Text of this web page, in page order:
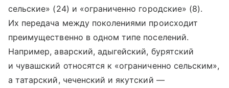
сельские» (24) и «ограниченно городские» (8).
Их передача между поколениями происходит
преимущественно в одном типе поселений.
Например, аварский, адыгейский, бурятский
и чувашский относятся к «ограниченно сельским»,
а татарский, чеченский и якутский —